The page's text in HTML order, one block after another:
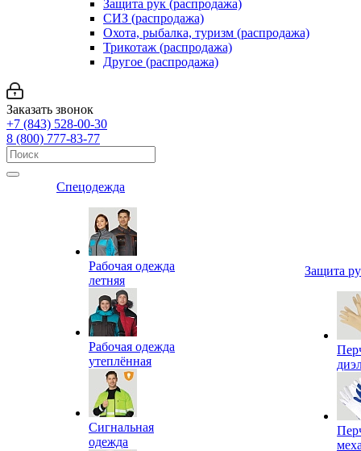
Защита рук (распродажа)
СИЗ (распродажа)
Охота, рыбалка, туризм (распродажа)
Трикотаж (распродажа)
Другое (распродажа)
Заказать звонок
+7 (843) 528-00-30
8 (800) 777-83-77
Спецодежда
Рабочая одежда
летняя
Рабочая одежда
утеплённая
Сигнальная
одежда
Защита